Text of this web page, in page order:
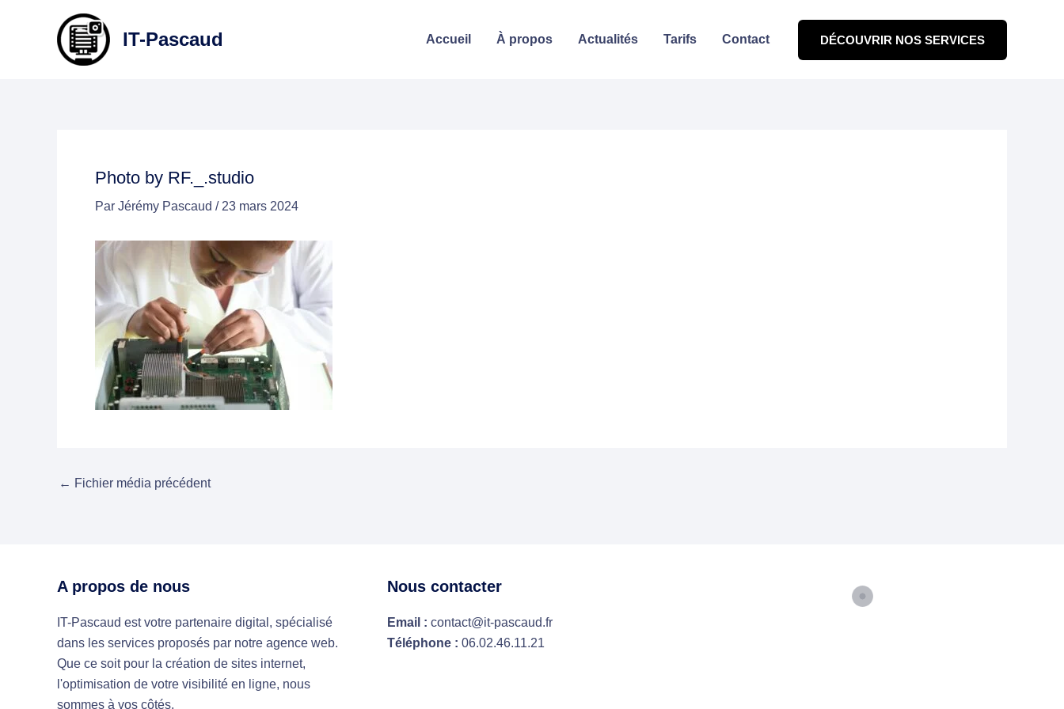
IT-Pascaud Accueil À propos Actualités Tarifs Contact DÉCOUVRIR NOS SERVICES
Photo by RF._.studio
Par Jérémy Pascaud / 23 mars 2024
← Fichier média précédent
A propos de nous
IT-Pascaud est votre partenaire digital, spécialisé
dans les services proposés par notre agence web.
Que ce soit pour la création de sites internet,
l'optimisation de votre visibilité en ligne, nous
sommes à vos côtés.
Nous contacter
Email : contact@it-pascaud.fr
Téléphone : 06.02.46.11.21